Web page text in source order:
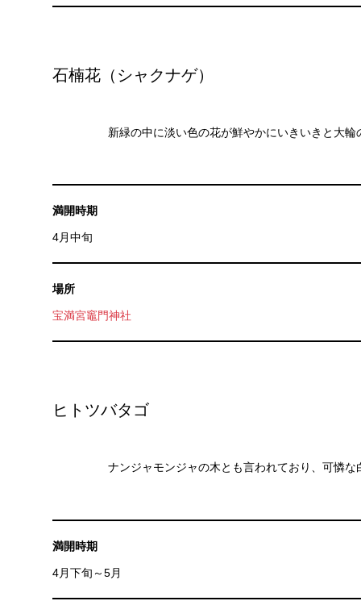
石楠花（シャクナゲ）
新緑の中に淡い色の花が鮮やかにいきいきと大輪
満開時期
4月中旬
場所
宝満宮竈門神社
ヒトツバタゴ
ナンジャモンジャの木とも言われており、可憐な
満開時期
4月下旬～5月